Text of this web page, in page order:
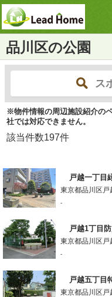
品川区の公園
ス
※物件情報の周辺施設紹介の
社では対応できません。
該当件数197件
戸越一丁目
東京都品川区戸
-
戸越1丁目
東京都品川区戸
-
戸越五丁目
東京都品川区戸